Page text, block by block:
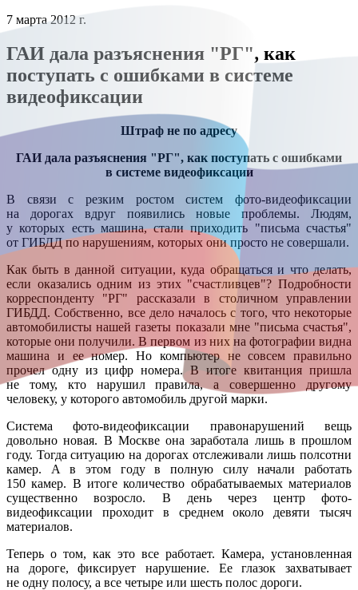
7 марта 2012 г.
ГАИ дала разъяснения "РГ", как
поступать с ошибками в системе
видеофиксации
Штраф не по адресу
ГАИ дала разъяснения "РГ", как поступать с ошибками
в системе видеофиксации
В связи с резким ростом систем фото-видеофиксации
на дорогах вдруг появились новые проблемы. Людям,
у которых есть машина, стали приходить "письма счастья"
от ГИБДД по нарушениям, которых они просто не совершали.
Как быть в данной ситуации, куда обращаться и что делать,
если оказались одним из этих "счастливцев"? Подробности
корреспонденту "РГ" рассказали в столичном управлении
ГИБДД. Собственно, все дело началось с того, что некоторые
автомобилисты нашей газеты показали мне "письма счастья",
которые они получили. В первом из них на фотографии видна
машина и ее номер. Но компьютер не совсем правильно
прочел одну из цифр номера. В итоге квитанция пришла
не тому, кто нарушил правила, а совершенно другому
человеку, у которого автомобиль другой марки.
Система фото-видеофиксации правонарушений вещь
довольно новая. В Москве она заработала лишь в прошлом
году. Тогда ситуацию на дорогах отслеживали лишь полсотни
камер. А в этом году в полную силу начали работать
150 камер. В итоге количество обрабатываемых материалов
существенно возросло. В день через центр фото-
видеофиксации проходит в среднем около девяти тысяч
материалов.
Теперь о том, как это все работает. Камера, установленная
на дороге, фиксирует нарушение. Ее глазок захватывает
не одну полосу, а все четыре или шесть полос дороги.